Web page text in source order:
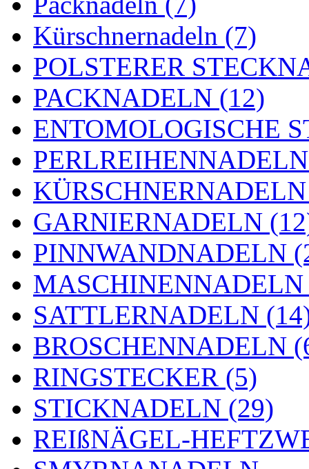
Kürschnernadeln (7)
POLSTERER
PACKNADELN (12)
ENTOMOLOGISCHE
GARNIERNADELN
PINNWANDNADELN
MASCHINENNADELN
SATTLERNADELN
BROSCHENNADELN
RINGSTECKER (5)
STICKNADELN (29)
REIßNÄGEL-